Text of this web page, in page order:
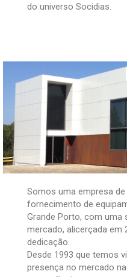
do universo Socidias.
Somos uma empresa
fornecimento de
Grande Porto, com uma
mercado, alicerçada em
dedicação.
Desde 1993 que temos
presença no mercado